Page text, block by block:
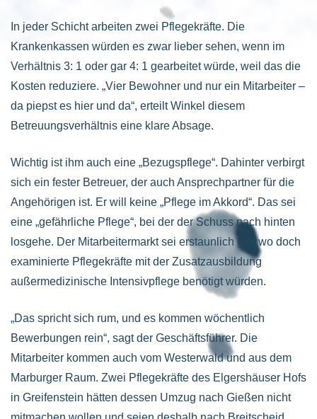
In jeder Schicht arbeiten zwei Pflegekräfte. Die
Krankenkassen würden es zwar lieber sehen, wenn im
Verhältnis 3: 1 oder gar 4: 1 gearbeitet würde, weil das die
Kosten reduziere. „Vier Bewohner und nur ein Mitarbeiter –
da piepst es hier und da“, erteilt Winkel diesem
Betreuungsverhältnis eine klare Absage.
Wichtig ist ihm auch eine „Bezugspflege“. Dahinter verbirgt
sich ein fester Betreuer, der auch Ansprechpartner für die
Angehörigen ist. Er will keine „Pflege im Akkord“. Das sei
eine „gefährliche Pflege“, bei der der Schuss nach hinten
losgehe. Der Mitarbeitermarkt sei erstaunlich gut, wo doch
examinierte Pflegekräfte mit der Zusatzausbildung
außermedizinische Intensivpflege benötigt würden.
„Das spricht sich rum, und es kommen wöchentlich
Bewerbungen rein“, sagt der Geschäftsführer. Die
Mitarbeiter kommen auch vom Westerwald und aus dem
Marburger Raum. Zwei Pflegekräfte des Elgershäuser Hofs
in Greifenstein hätten dessen Umzug nach Gießen nicht